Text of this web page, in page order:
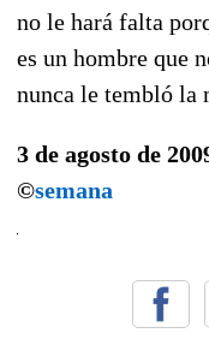
no le hará falta
es un hombre que
nunca le tembló la
3 de agosto de
©semana